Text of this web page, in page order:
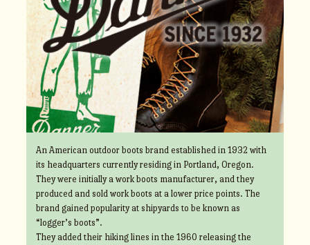
An American outdoor boots brand established in 1932 with
its headquarters currently residing in Portland, Oregon.
They were initially a work boots manufacturer, and they
produced and sold work boots at a lower price points. The
brand gained popularity at shipyards to be known as
“logger’s boots”.
They added their hiking lines in the 1960 releasing the